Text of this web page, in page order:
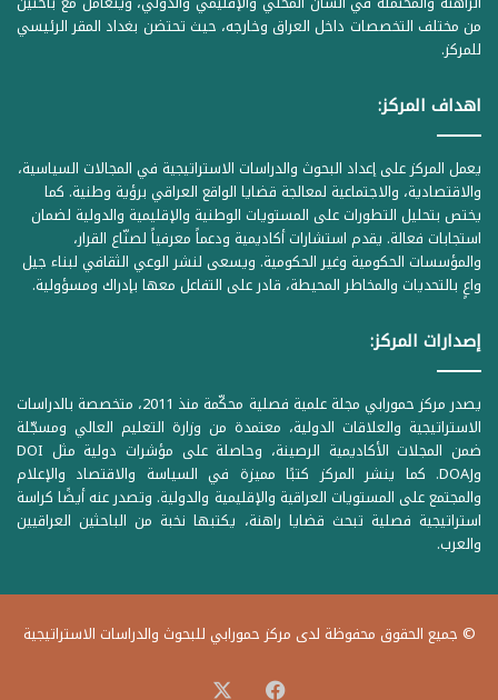
من مختلف التخصصات داخل العراق وخارجه، حيث تحتضن بغداد المقر الرئيسي
للمركز.
اهداف المركز:
يعمل المركز على إعداد البحوث والدراسات الاستراتيجية في المجالات السياسية،
والاقتصادية، والاجتماعية لمعالجة قضايا الواقع العراقي برؤية وطنية. كما
يختص بتحليل التطورات على المستويات الوطنية والإقليمية والدولية لضمان
استجابات فعالة. يقدم استشارات أكاديمية ودعماً معرفياً لصنّاع القرار،
والمؤسسات الحكومية وغير الحكومية. ويسعى لنشر الوعي الثقافي لبناء جيل
واعٍ بالتحديات والمخاطر المحيطة، قادر على التفاعل معها بإدراك ومسؤولية.
إصدارات المركز:
يصدر مركز حمورابي مجلة علمية فصلية محكّمة منذ 2011، متخصصة بالدراسات
الاستراتيجية والعلاقات الدولية، معتمدة من وزارة التعليم العالي ومسجّلة
ضمن المجلات الأكاديمية الرصينة، وحاصلة على مؤشرات دولية مثل DOI
وDOAJ. كما ينشر المركز كتبًا مميزة في السياسة والاقتصاد والإعلام
والمجتمع على المستويات العراقية والإقليمية والدولية. وتصدر عنه أيضًا كراسة
استراتيجية فصلية تبحث قضايا راهنة، يكتبها نخبة من الباحثين العراقيين
والعرب.
© جميع الحقوق محفوظة لدى مركز حمورابي للبحوث والدراسات الاستراتيجية
فيسبوك